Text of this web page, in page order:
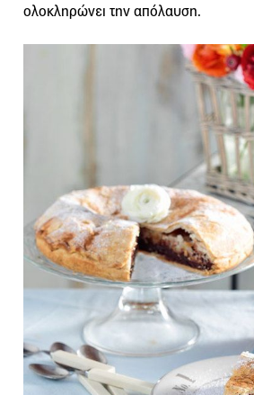
ολοκληρώνει την απόλαυση.